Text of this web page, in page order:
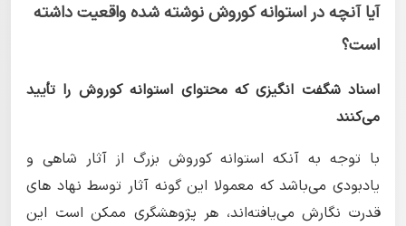
آیا آنچه در استوانه کوروش نوشته شده واقعیت داشته
است؟
اسناد شگفت انگیزی که محتوای استوانه کوروش را تأیید
می‌کنند
با توجه به آنکه استوانه کوروش بزرگ از آثار شاهی و
یادبودی می‌باشد که معمولا این گونه آثار توسط نهاد های
قدرت نگارش می‌یافته‌اند، هر پژوهشگری ممکن است این